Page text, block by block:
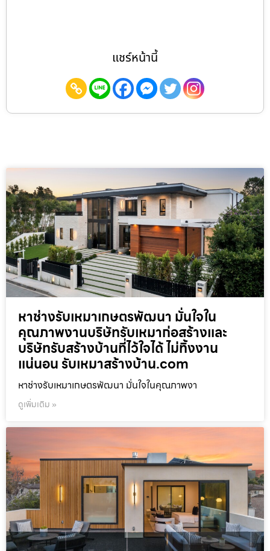
แชร์หน้านี้
หาช่างรับเหมาเกษตรพัฒนา มั่นใจใน
คุณภาพงานบริษัทรับเหมาก่อสร้างและ
บริษัทรับสร้างบ้านที่ไว้ใจได้ ไม่ทิ้งงาน
แน่นอน รับเหมาสร้างบ้าน.com
หาช่างรับเหมาเกษตรพัฒนา มั่นใจในคุณภาพงา
ดูเพิ่มเติม »